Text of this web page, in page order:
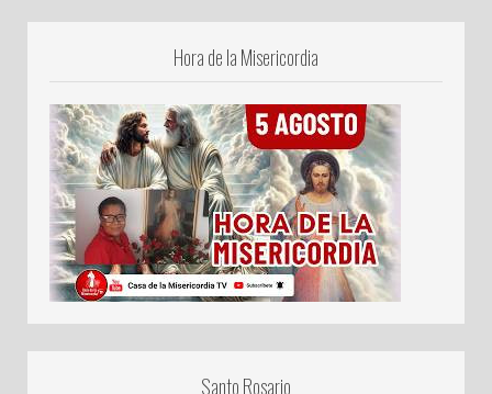
Hora de la Misericordia
Santo Rosario